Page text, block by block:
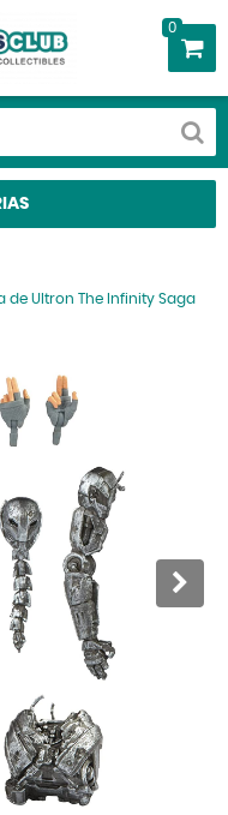
0
de Ultron The Infinity Saga